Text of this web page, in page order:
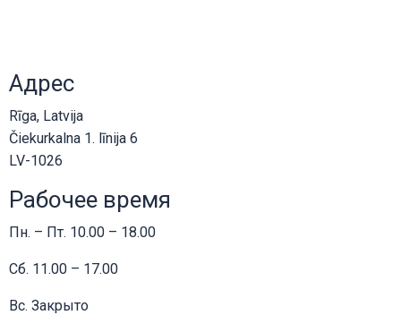
Адрес
Rīga, Latvija
Čiekurkalna 1. līnija 6
LV-1026
Рабочее время
Пн. – Пт. 10.00 – 18.00
Сб. 11.00 – 17.00
Вс. Закрыто